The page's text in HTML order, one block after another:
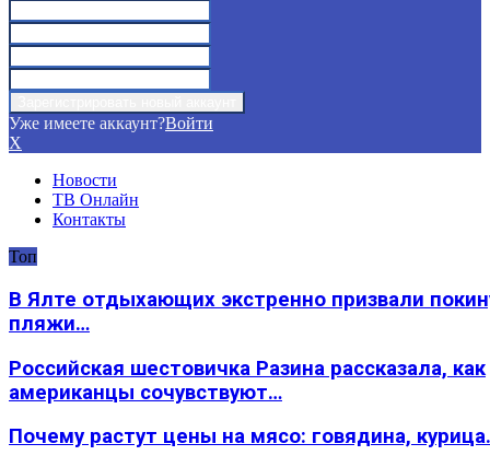
Уже имеете аккаунт?Войти
X
Новости
ТВ Онлайн
Контакты
Топ
В Ялте отдыхающих экстренно призвали
пляжи…
Российская шестовичка Разина рассказала, как
американцы сочувствуют…
Почему растут цены на мясо: говядина,